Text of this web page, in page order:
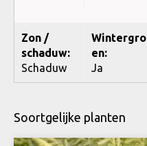
Zon /
schaduw:
Schaduw
Wintergro
en:
Ja
Soortgelijke planten